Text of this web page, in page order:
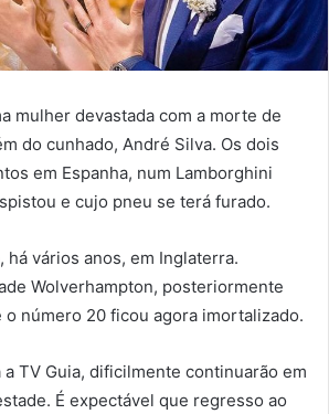
mulher devastada com a morte de
do cunhado, André Silva. Os dois
em Espanha, num Lamborghini
e cujo pneu se terá furado.
há vários anos, em Inglaterra.
Wolverhampton, posteriormente
número 20 ficou agora imortalizado.
TV Guia, dificilmente continuarão em
É expectável que regresso ao